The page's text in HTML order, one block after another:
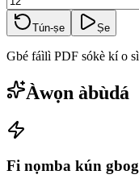
Tún-ṣe Ṣe
Gbé fáìlì PDF sókè kí o
Àwọn àbùdá
Fi nọmba kún